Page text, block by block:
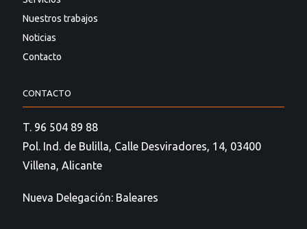
Nuestros trabajos
Noticias
Contacto
CONTACTO
T. 96 504 89 88
Pol. Ind. de Bulilla, Calle Desviradores, 14, 03400
Villena, Alicante
Nueva Delegación: Baleares